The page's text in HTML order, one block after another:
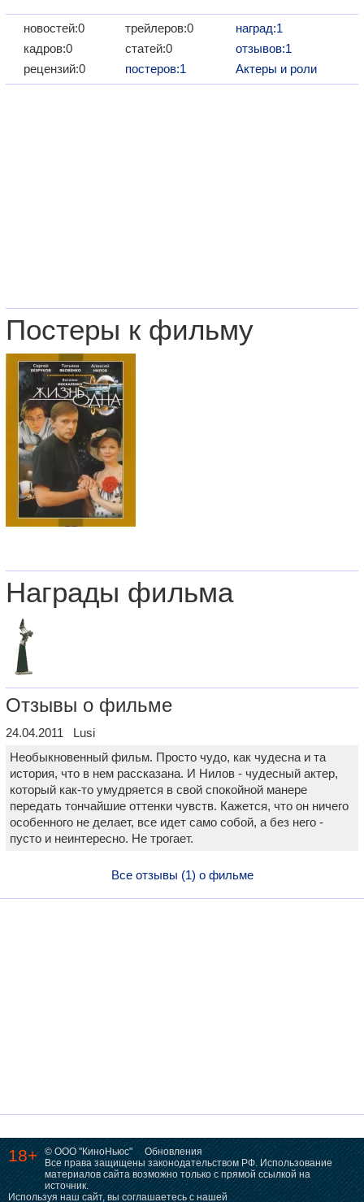
новостей:0
кадров:0
рецензий:0
трейлеров:0
статей:0
постеров:1
наград:1
отзывов:1
Актеры и роли
Постеры к фильму
Награды фильма
Отзывы о фильме
24.04.2011 Lusi
Необыкновенный фильм. Просто чудо, как чудесна и та
история, что в нем рассказана. И Нилов - чудесный актер,
который как-то умудряется в свой спокойной манере
передать тончайшие оттенки чувств. Кажется, что он ничего
особенного не делает, все идет само собой, а без него -
пусто и неинтересно. Не трогает.
Все отзывы (1) о фильме
18+ © ООО "КиноНьюс"
Обновления
Все права защищены законодательством РФ. Использование
материалов сайта возможно только с прямой ссылкой на
источник.
Используя наш сайт, вы соглашаетесь с нашей